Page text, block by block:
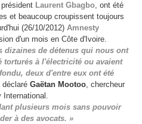
Laurent Gbagbo, ont été
et beaucoup croupissent toujours
(26/10/2012) Amnesty
d'un mois en Côte d'Ivoire.
dizaines de détenus qui nous ont
torturés à l'électricité ou avaient
deux d'entre eux ont été
déclaré Gaëtan Mootoo, chercheur
International.
plusieurs mois sans pouvoir
à des avocats. »